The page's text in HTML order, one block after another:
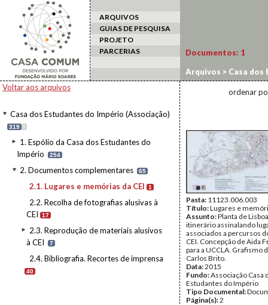
ARQUIVOS
GUIAS DE PESQUISA
PROJETO
PARCERIAS
Voltar aos arquivos
Casa dos Estudantes do Império (Associação)
319 I
1. Espólio da Casa dos Estudantes do
Império
254
2. Documentos complementares 65
2.1. Lugares e memórias da CEI 1
2.2. Recolha de fotografias alusivas à
CEI
17
2.3. Reprodução de materiais alusivos
à CEI
7
2.4. Bibliografia. Recortes de imprensa
40
Documentos: 1
Arquivos > Casa
e memórias da CEI
ordenar
Pasta: 11123.006.003
Título:Lugares e
Assunto:Planta de
itinerário assinalando
associados a percursos
CEI. Concepção de Aida
para a UCCLA. Grafismo
Carlos Brito.
Data:2015
Fundo:Associação Casa
Estudantes do Império
Tipo Documental:
Página(s):2